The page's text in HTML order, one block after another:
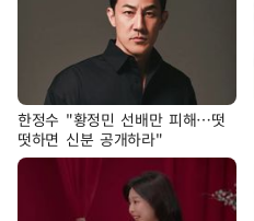
한정수 "황정민 선배만 피해…떳
떳하면 신분 공개하라"